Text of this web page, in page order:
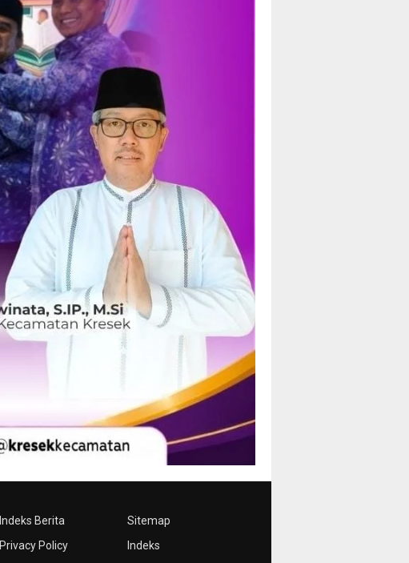
Indeks Berita
Privacy Policy
Sitemap
Indeks